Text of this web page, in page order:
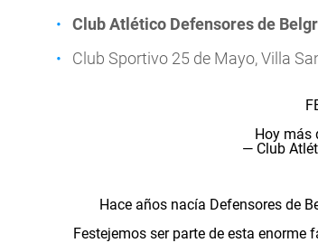
Club Atlético Defensores de
Club Sportivo 25 de Mayo, Villa
Hoy más
— Club
Hace años nacía Defensores de
Festejemos ser parte de esta